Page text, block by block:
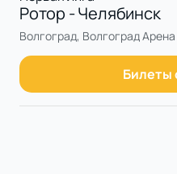
Ротор - Челябинск
Волгоград, Волгоград Арена
Билеты